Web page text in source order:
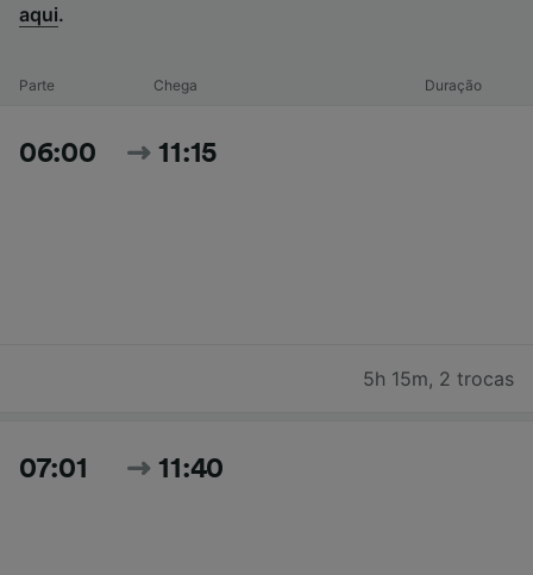
aqui.
Parte Chega Duração
06:00 11:15
5h 15m, 2 trocas
07:01 11:40